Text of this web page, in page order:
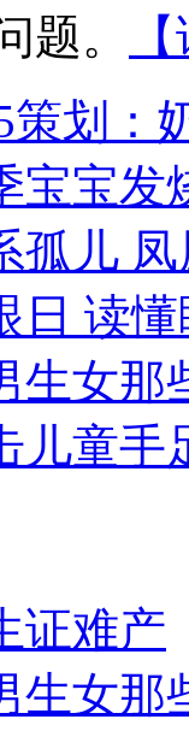
题。
策划：
宝宝发
孤儿
日 读
生女那
儿童手
证难产
生女那